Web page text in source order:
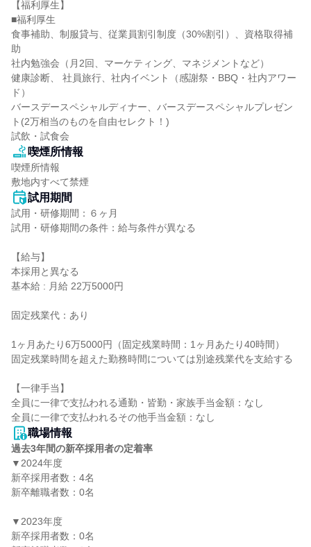
【福利厚生】
■福利厚生
食事補助、制服貸与、従業員割引制度（30%割引）、資格取得補
助
社内勉強会（月2回、マーケティング、マネジメントなど）
健康診断、 社員旅行、社内イベント（感謝祭・BBQ・社内アワー
ド）
バースデースペシャルディナー、バースデースペシャルプレゼン
ト(2万相当のものを自由セレクト！)
試飲・試食会
喫煙所情報
喫煙所情報
敷地内すべて禁煙
試用期間
試用・研修期間：６ヶ月
試用・研修期間の条件：給与条件が異なる
【給与】
本採用と異なる
基本給 : 月給 22万5000円
固定残業代：あり
1ヶ月あたり6万5000円（固定残業時間：1ヶ月あたり40時間）
固定残業時間を超えた勤務時間については別途残業代を支給する
【一律手当】
全員に一律で支払われる通勤・皆勤・家族手当金額：なし
職場情報
過去3年間の新卒採用者の定着率
▼2024年度
新卒採用者数：4名
新卒離職者数：0名
▼2023年度
新卒採用者数：0名